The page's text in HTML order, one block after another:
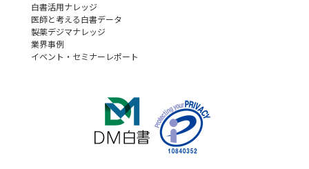
白書活用ナレッジ
医師と考える白書データ
製薬デジマナレッジ
業界事例
イベント・セミナーレポート